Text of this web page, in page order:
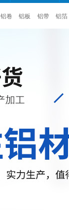
铝卷 铝板 铝带 铝箔